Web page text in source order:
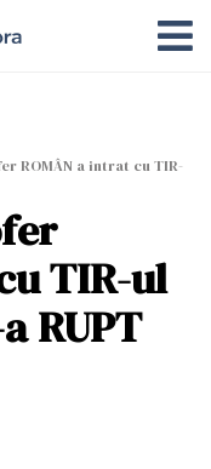
ROMÂN a intrat cu TIR-
TIR-ul
RUPT